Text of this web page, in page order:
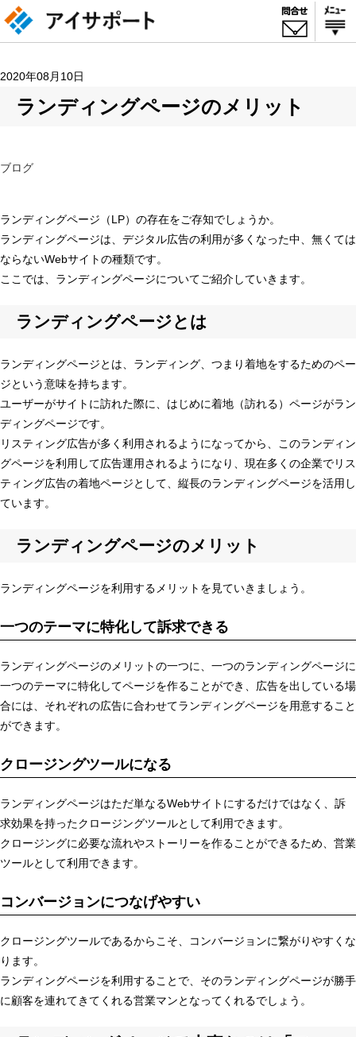
2020年08月10日
ランディングページのメリット
ブログ
ランディングページ（LP）の存在をご存知でしょうか。
ランディングページは、デジタル広告の利用が多くなった中、無くては
ならないWebサイトの種類です。
ここでは、ランディングページについてご紹介していきます。
ランディングページとは
ランディングページとは、ランディング、つまり着地をするためのペー
ジという意味を持ちます。
ユーザーがサイトに訪れた際に、はじめに着地（訪れる）ページがラン
ディングページです。
リスティング広告が多く利用されるようになってから、このランディン
グページを利用して広告運用されるようになり、現在多くの企業でリス
ティング広告の着地ページとして、縦長のランディングページを活用し
ています。
ランディングページのメリット
ランディングページを利用するメリットを見ていきましょう。
一つのテーマに特化して訴求できる
ランディングページのメリットの一つに、一つのランディングページに
一つのテーマに特化してページを作ることができ、広告を出している場
合には、それぞれの広告に合わせてランディングページを用意すること
ができます。
クロージングツールになる
ランディングページはただ単なるWebサイトにするだけではなく、訴
求効果を持ったクロージングツールとして利用できます。
クロージングに必要な流れやストーリーを作ることができるため、営業
ツールとして利用できます。
コンバージョンにつなげやすい
クロージングツールであるからこそ、コンバージョンに繋がりやすくな
ります。
ランディングページを利用することで、そのランディングページが勝手
に顧客を連れてきてくれる営業マンとなってくれるでしょう。